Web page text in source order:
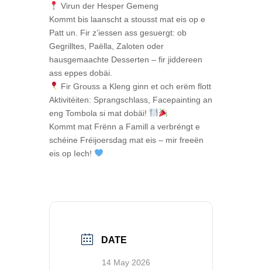
Virun der Hesper Gemeng
Kommt bis laanscht a stousst mat eis op e
Patt un. Fir z’iessen ass gesuergt: ob
Gegrilltes, Paëlla, Zaloten oder
hausgemaachte Desserten – fir jiddereen
ass eppes dobäi
Fir Grouss a Kleng ginn et och erëm flott
Aktivitéiten: Sprangschlass, Facepainting an
eng Tombola si mat dobäi!
Kommt mat Frënn a Famill a verbréngt e
schéine Fréijoersdag mat eis – mir freeën
eis op Iech!
DATE
14 May 2026